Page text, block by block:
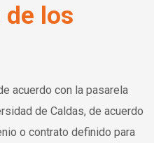
de los
acuerdo con la pasarela
de Caldas, de acuerdo
o contrato definido para